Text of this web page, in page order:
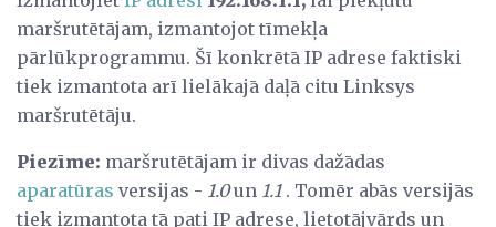
maršrutētājam, izmantojot tīmekļa
pārlūkprogrammu. Šī konkrētā IP adrese faktiski
tiek izmantota arī lielākajā daļā citu Linksys
maršrutētāju.
Piezīme: maršrutētājam ir divas dažādas
aparatūras versijas - 1.0un 1.1. Tomēr abās versijās
tiek izmantota tā pati IP adrese, lietotājvārds un